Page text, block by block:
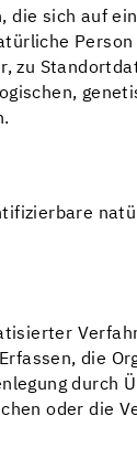
die sich auf
zu
die
oder die